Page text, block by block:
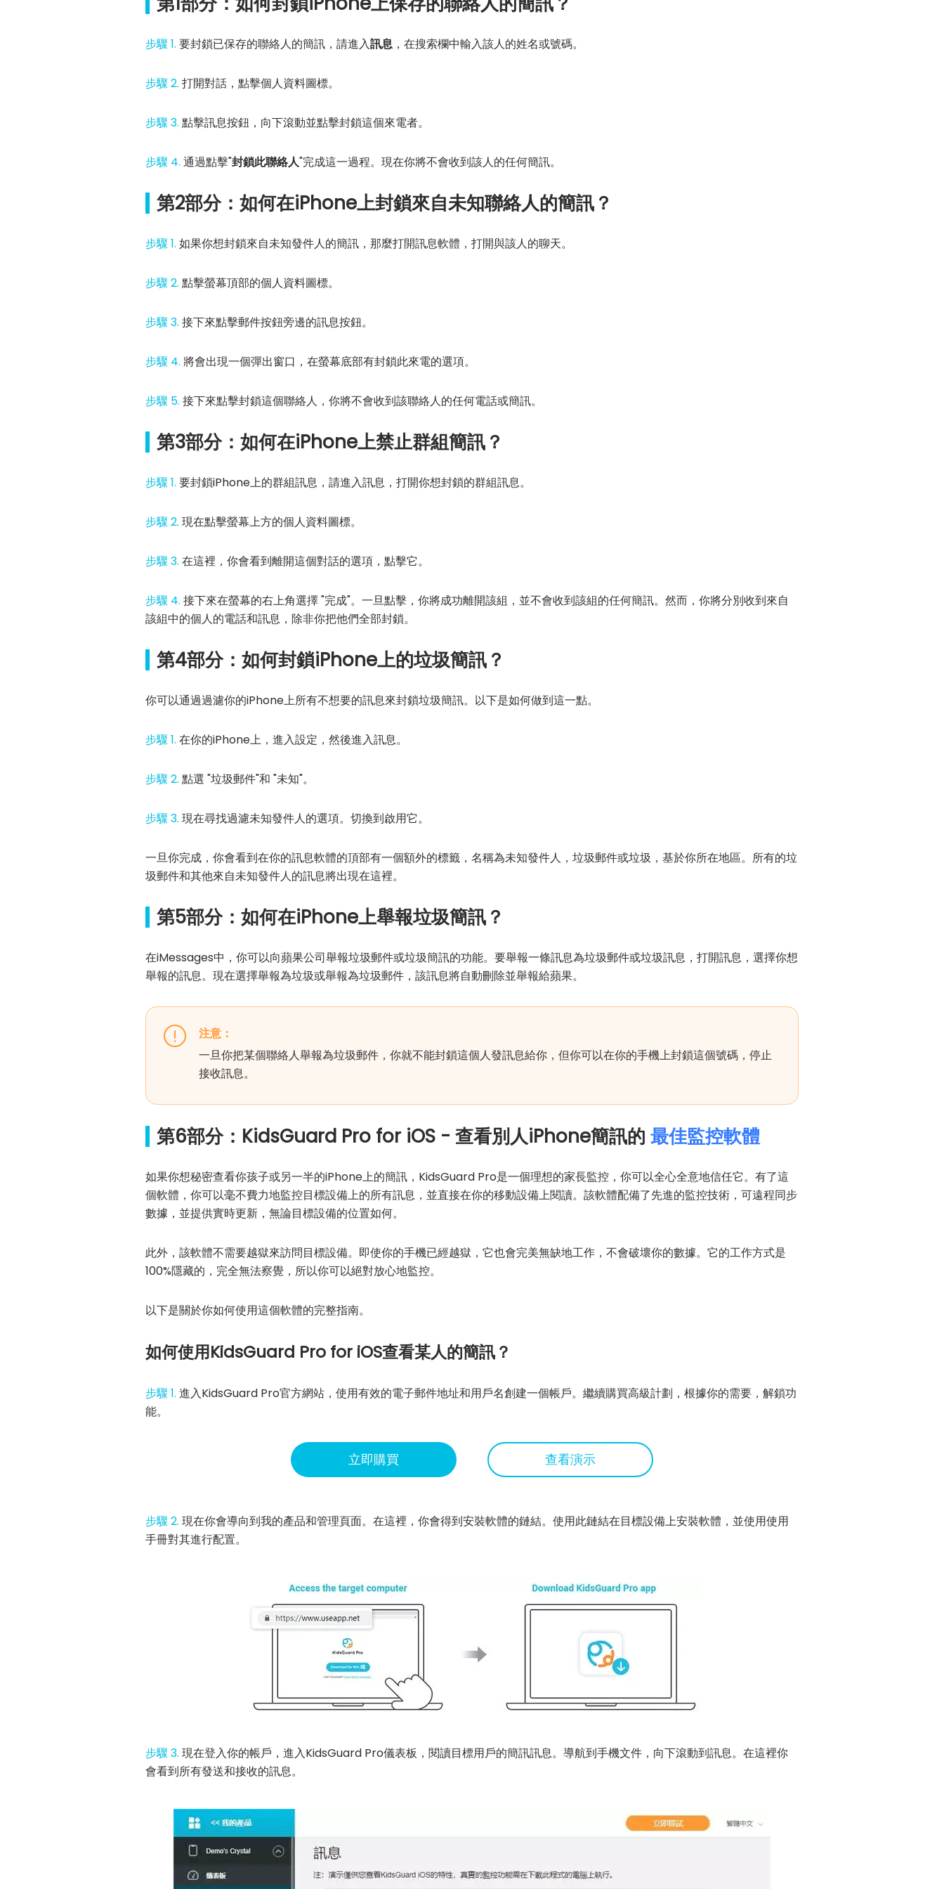
步驟 1. 要封鎖已保存的聯絡人的簡訊，請進入訊息 ，在搜索欄中輸入該人的姓名或號碼。
步驟 2. 打開對話，點擊個人資料圖標。
步驟 3. 點擊訊息按鈕，向下滾動並點擊封鎖這個來電者。
步驟 4. 通過點擊"封鎖此聯絡人"完成這一過程。現在你將不會收到該人的任何簡訊。
第2部分：如何在iPhone上封鎖來自未知聯絡人的簡訊？
步驟 1. 如果你想封鎖來自未知發件人的簡訊，那麼打開訊息軟體，打開與該人的聊天。
步驟 2. 點擊螢幕頂部的個人資料圖標。
步驟 3. 接下來點擊郵件按鈕旁邊的訊息按鈕。
步驟 4. 將會出現一個彈出窗口，在螢幕底部有封鎖此來電的選項。
步驟 5. 接下來點擊封鎖這個聯絡人，你將不會收到該聯絡人的任何電話或簡訊。
第3部分：如何在iPhone上禁止群組簡訊？
步驟 1. 要封鎖iPhone上的群組訊息，請進入訊息，打開你想封鎖的群組訊息。
步驟 2. 現在點擊螢幕上方的個人資料圖標。
步驟 3. 在這裡，你會看到離開這個對話的選項，點擊它。
步驟 4. 接下來在螢幕的右上角選擇 "完成"。一旦點擊，你將成功離開該組，並不會收到該組的任何簡訊。然而，你將分別收到來自
該組中的個人的電話和訊息，除非你把他們全部封鎖。
第4部分：如何封鎖iPhone上的垃圾簡訊？
你可以通過過濾你的iPhone上所有不想要的訊息來封鎖垃圾簡訊。以下是如何做到這一點。
步驟 1. 在你的iPhone上，進入設定，然後進入訊息。
步驟 2. 點選 "垃圾郵件"和 "未知"。
步驟 3. 現在尋找過濾未知發件人的選項。切換到啟用它。
一旦你完成，你會看到在你的訊息軟體的頂部有一個額外的標籤，名稱為未知發件人，垃圾郵件或垃圾，基於你所在地區。所有的垃
圾郵件和其他來自未知發件人的訊息將出現在這裡。
第5部分：如何在iPhone上舉報垃圾簡訊？
在iMessages中，你可以向蘋果公司舉報垃圾郵件或垃圾簡訊的功能。要舉報一條訊息為垃圾郵件或垃圾訊息，打開訊息，選擇你想
舉報的訊息。現在選擇舉報為垃圾或舉報為垃圾郵件，該訊息將自動刪除並舉報給蘋果。
注意：
一旦你把某個聯絡人舉報為垃圾郵件，你就不能封鎖這個人發訊息給你，但你可以在你的手機上封鎖這個號碼，停止
接收訊息。
第6部分：KidsGuard Pro for iOS - 查看別人iPhone簡訊的 最佳監控軟體
如果你想秘密查看你孩子或另一半的iPhone上的簡訊，KidsGuard Pro是一個理想的家長監控，你可以全心全意地信任它。有了這
個軟體，你可以毫不費力地監控目標設備上的所有訊息，並直接在你的移動設備上閱讀。該軟體配備了先進的監控技術，可遠程同步
數據，並提供實時更新，無論目標設備的位置如何。
此外，該軟體不需要越獄來訪問目標設備。即使你的手機已經越獄，它也會完美無缺地工作，不會破壞你的數據。它的工作方式是
100%隱藏的，完全無法察覺，所以你可以絕對放心地監控。
以下是關於你如何使用這個軟體的完整指南。
如何使用KidsGuard Pro for iOS查看某人的簡訊？
步驟 1. 進入KidsGuard Pro官方網站，使用有效的電子郵件地址和用戶名創建一個帳戶。繼續購買高級計劃，根據你的需要，解鎖功
能。
立即購買 查看演示
步驟 2. 現在你會導向到我的產品和管理頁面。在這裡，你會得到安裝軟體的鏈結。使用此鏈結在目標設備上安裝軟體，並使用使用
手冊對其進行配置。
步驟 3. 現在登入你的帳戶，進入KidsGuard Pro儀表板，閱讀目標用戶的簡訊訊息。導航到手機文件，向下滾動到訊息。在這裡你
會看到所有發送和接收的訊息。